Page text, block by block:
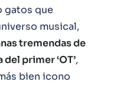
gatos que
musical,
tremendas de
primer ‘OT’,
bien icono